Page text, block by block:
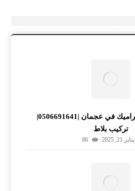
شركة تركيب سيراميك في عجمان |0506691641|
تركيب بلاط
يناير 21, 2025 86